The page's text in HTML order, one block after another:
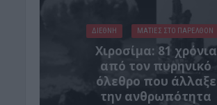
ΔΙΕΘΝΗ ΜΑΤΙΕΣ ΣΤΟ ΠΑΡΕΛΘΟΝ
Χιροσίμα: 81 χρόνια
από τον πυρηνικό
όλεθρο που άλλαξε
την ανθρωπότητα